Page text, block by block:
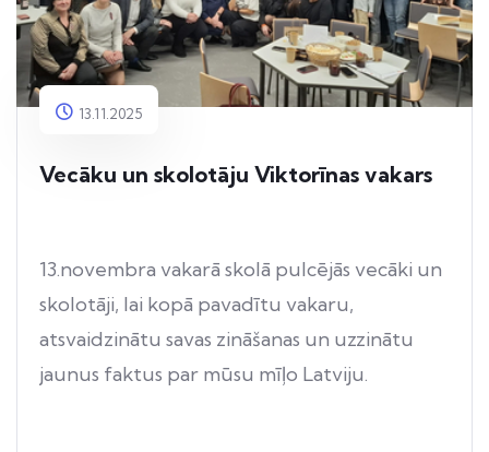
13.11.2025
Vecāku un skolotāju Viktorīnas vakars
13.novembra vakarā skolā pulcējās vecāki un
skolotāji, lai kopā pavadītu vakaru,
atsvaidzinātu savas zināšanas un uzzinātu
jaunus faktus par mūsu mīļo Latviju.